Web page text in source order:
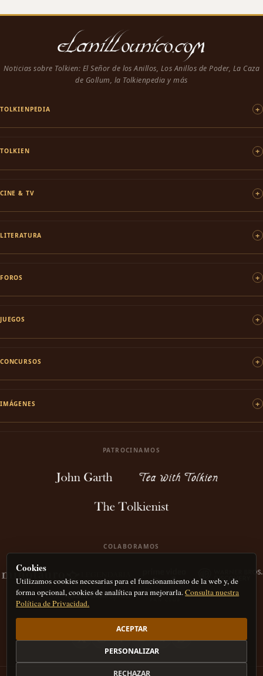
Noticias sobre Tolkien: El Señor de los Anillos, Los Anillos de Poder, La Caza
de Gollum, la Tolkienpedia y más
TOLKIENPEDIA
TOLKIEN
CINE & TV
LITERATURA
FOROS
JUEGOS
CONCURSOS
IMÁGENES
PATROCINAMOS
COLABORAMOS
Cookies
Utilizamos cookies necesarias para el funcionamiento de la web y, de
forma opcional, cookies de analítica para mejorarla.Consulta nuestra
Política de Privacidad.
ACEPTAR
PERSONALIZAR
RECHAZAR